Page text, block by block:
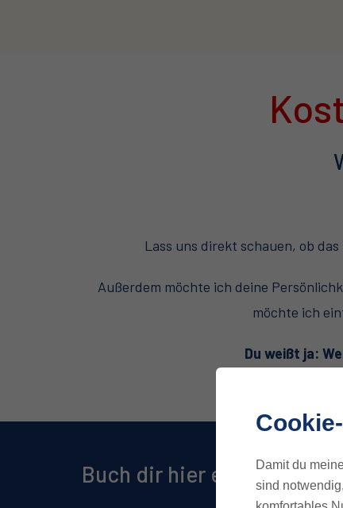
Lass uns direkt schauen, ob das
Außerdem möchte ich deine
möchte ich
Du weißt ja:
Buch dir hier einen der
Damit du
sind